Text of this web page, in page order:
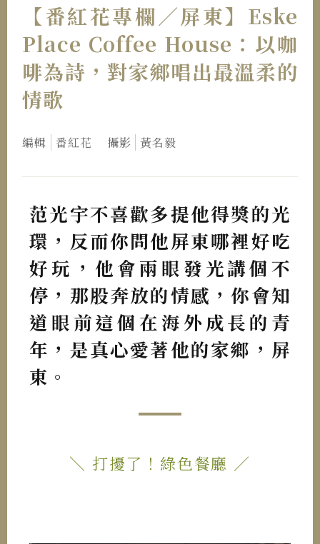
【番紅花專欄／屏東】Eske
Place Coffee House：以咖
啡為詩，對家鄉唱出最溫柔的
情歌
編輯 番紅花 攝影 黃名毅
范光宇不喜歡多提他得獎的光
環，反而你問他屏東哪裡好吃
好玩，他會兩眼發光講個不
停，那股奔放的情感，你會知
道眼前這個在海外成長的青
年，是真心愛著他的家鄉，屏
東。
＼ 打擾了！綠色餐廳 ／